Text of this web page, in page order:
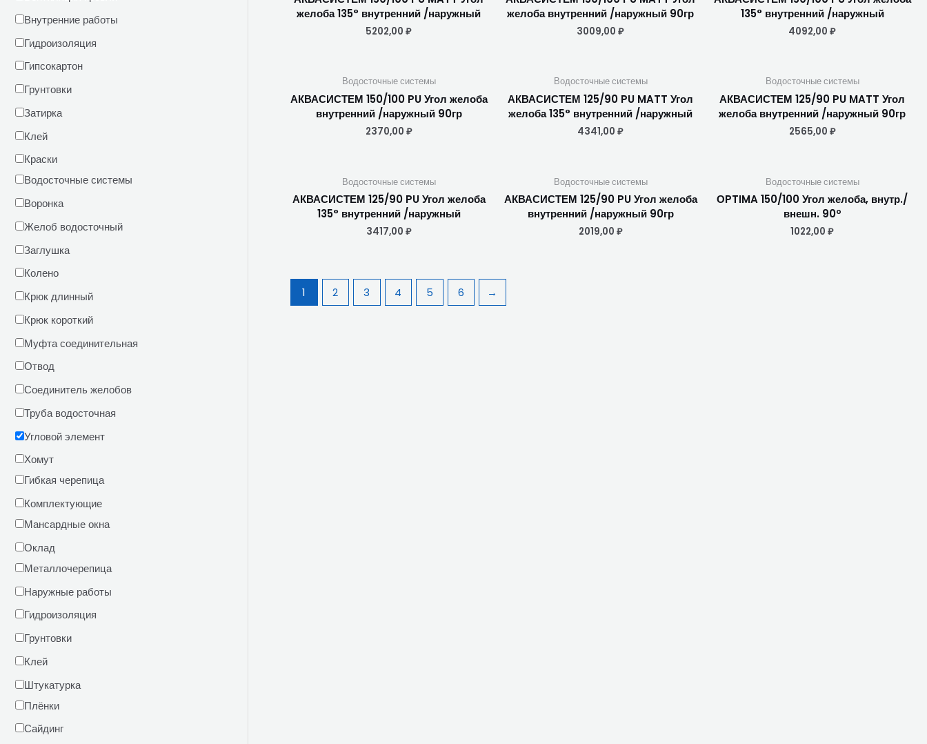
Внутренние работы
Гидроизоляция
Гипсокартон
Грунтовки
Затирка
Клей
Краски
Водосточные системы
Воронка
Желоб водосточный
Заглушка
Колено
Крюк длинный
Крюк короткий
Муфта соединительная
Отвод
Соединитель желобов
Труба водосточная
Угловой элемент
Хомут
Гибкая черепица
Комплектующие
Мансардные окна
Оклад
Металлочерепица
Наружные работы
Гидроизоляция
Грунтовки
Клей
Штукатурка
Плёнки
Сайдинг
желоба 135° внутренний /наружный
5202,00 ₽
желоба внутренний /наружный 90гр
3009,00 ₽
135° внутренний /наружный
4092,00 ₽
Водосточные системы
АКВАСИСТЕМ 150/100 PU Угол желоба
внутренний /наружный 90гр
2370,00 ₽
Водосточные системы
АКВАСИСТЕМ 125/90 PU MATT Угол
желоба 135° внутренний /наружный
4341,00 ₽
Водосточные системы
АКВАСИСТЕМ 125/90 PU MATT Угол
желоба внутренний /наружный 90гр
2565,00 ₽
Водосточные системы
АКВАСИСТЕМ 125/90 PU Угол желоба
135° внутренний /наружный
3417,00 ₽
Водосточные системы
АКВАСИСТЕМ 125/90 PU Угол желоба
внутренний /наружный 90гр
2019,00 ₽
Водосточные системы
ОPTIMA 150/100 Угол желоба, внутр./
внешн. 90º
1022,00 ₽
1 2 3 4 5 6 →